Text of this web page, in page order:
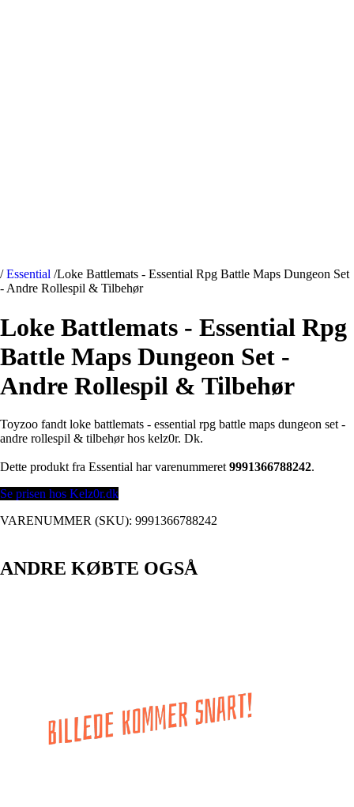
/ Essential /Loke Battlemats - Essential Rpg Battle Maps Dungeon Set
- Andre Rollespil & Tilbehør
Loke Battlemats - Essential Rpg
Battle Maps Dungeon Set -
Andre Rollespil & Tilbehør
Toyzoo fandt loke battlemats - essential rpg battle maps dungeon set -
andre rollespil & tilbehør hos kelz0r. Dk.
Dette produkt fra Essential har varenummeret 9991366788242.
Se prisen hos Kelz0r.dk
VARENUMMER (SKU): 9991366788242
ANDRE KØBTE OGSÅ